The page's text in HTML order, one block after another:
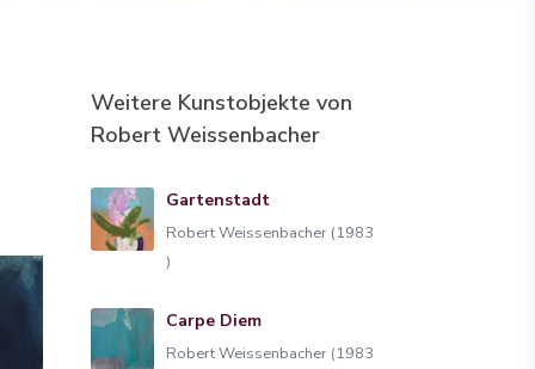
Weitere Kunstobjekte von
Robert Weissenbacher
Gartenstadt
Robert Weissenbacher (1983
)
Carpe Diem
Robert Weissenbacher (1983